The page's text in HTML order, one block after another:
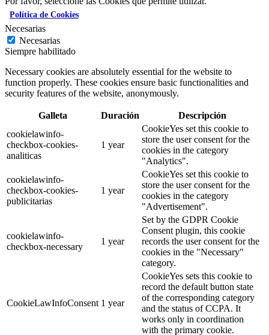
Política de Cookies
Necesarias
Necesarias
Siempre habilitado
Necessary cookies are absolutely essential for the website to
function properly. These cookies ensure basic functionalities and
security features of the website, anonymously.
Galleta Duración
Descripción
cookielawinfo-
checkbox-cookies-
analiticas
1 year
CookieYes set this cookie to
store the user consent for the
cookies in the category
"Analytics".
cookielawinfo-
checkbox-cookies-
publicitarias
1 year
CookieYes set this cookie to
store the user consent for the
cookies in the category
"Advertisement".
cookielawinfo-
checkbox-necessary
1 year
Set by the GDPR Cookie
Consent plugin, this cookie
records the user consent for the
cookies in the "Necessary"
category.
CookieLawInfoConsent 1 year
CookieYes sets this cookie to
record the default button state
of the corresponding category
and the status of CCPA. It
works only in coordination
with the primary cookie.